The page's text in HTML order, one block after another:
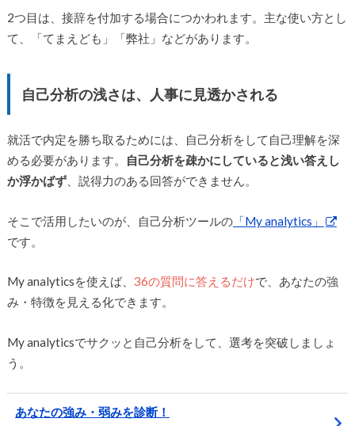
2つ目は、接辞を付加する場合につかわれます。主な使い方とし
て、「てまえども」「弊社」などがあります。
自己分析の浅さは、人事に見透かされる
就活で内定を勝ち取るためには、自己分析をして自己理解を深
める必要があります。
自己分析を疎かにしていると浅い答えし
か浮かばず、説得力のある回答ができません。
そこで活用したいのが、自己分析ツールの「My analytics」
です。
My analyticsを使えば、 36の質問に答えるだけで、あなたの強
み・特徴を見える化できます。
My analyticsでサクッと自己分析をして、選考を突破しましょ
う。
あなたの強み・弱みを診断！